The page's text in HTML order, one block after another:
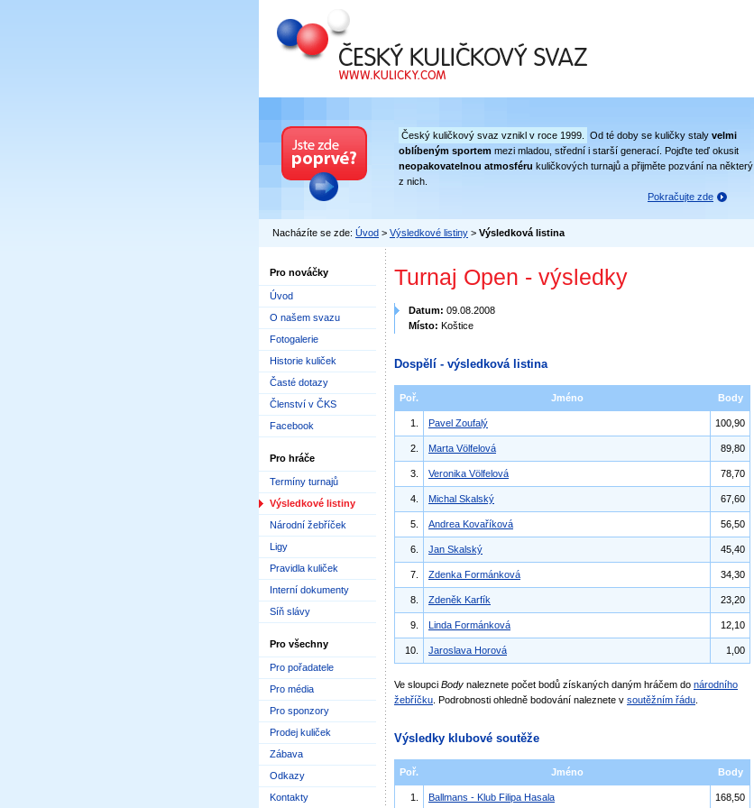
Český kuličkový svaz
Český kuličkový svaz vznikl v roce 1999. Od té doby se kuličky staly velmi
oblíbeným sportem mezi mladou, střední i starší generací. Pojďte teď okusit
neopakovatelnou atmosféru kuličkových turnajů a přijměte pozvání na některý
z nich.
Pokračujte zde
Nacházíte se zde: Úvod > Výsledkové listiny > Výsledková listina
Pro nováčky
Úvod
O našem svazu
Fotogalerie
Historie kuliček
Časté dotazy
Členství v ČKS
Facebook
Pro hráče
Termíny turnajů
Výsledkové listiny
Národní žebříček
Ligy
Pravidla kuliček
Interní dokumenty
Síň slávy
Pro všechny
Pro pořadatele
Pro média
Pro sponzory
Prodej kuliček
Zábava
Odkazy
Kontakty
Turnaj Open - výsledky
Datum: 09.08.2008
Místo: Koštice
Dospělí - výsledková listina
Poř. Jméno Body
1. Pavel Zoufalý 100,90
2. Marta Völfelová 89,80
3. Veronika Völfelová 78,70
4. Michal Skalský 67,60
5. Andrea Kovaříková 56,50
6. Jan Skalský 45,40
7. Zdenka Formánková 34,30
8. Zdeněk Karfík 23,20
9. Linda Formánková 12,10
10. Jaroslava Horová 1,00
Ve sloupci Body naleznete počet bodů získaných daným hráčem do národního
žebříčku . Podrobnosti ohledně bodování naleznete v soutěžním řádu
Výsledky klubové soutěže
Poř. Jméno Body
1. Ballmans - Klub Filipa Hasala 168,50